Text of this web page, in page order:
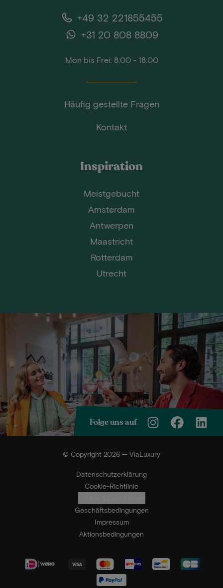
+49 32 221855455
+31 20 808 8809
Mon bis Frei: 8:00 - 18:00
Häufig gestellte Fragen
Kontakt
Inspiration
Meistgebucht
Amsterdam
Antwerpen
Maastricht
Rotterdam
Utrecht
Folge uns auf
© Copyright 2026 — ViaLuxury
Datenschutzerklärung
Cookie-Richtlinie
Geschäftsbedingungen
Impressum
Aktionsbedingungen